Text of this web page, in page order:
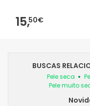
15,50€
BUSCAS
Pele seca
Pele muito